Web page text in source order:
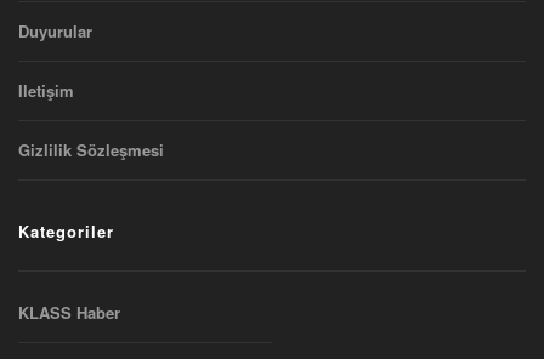
Duyurular
Iletişim
Gizlilik Sözleşmesi
Kategoriler
KLASS Haber